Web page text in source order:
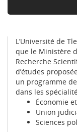
L’Université de
que le Ministère
Recherche
d’études
un programme
dans les
Économie
Union
Sciences